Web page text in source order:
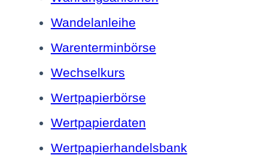
Wandelanleihe
Warenterminbörse
Wechselkurs
Wertpapierbörse
Wertpapierdaten
Wertpapierhandelsbank